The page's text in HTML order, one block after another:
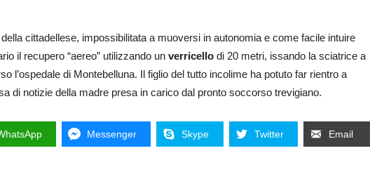
cittadellese, impossibilitata a muoversi in autonomia e come facile intuire
il recupero “aereo” utilizzando un verricello di 20 metri, issando la sciatrice a
l’ospedale di Montebelluna. Il figlio del tutto incolime ha potuto far rientro a
di notizie della madre presa in carico dal pronto soccorso trevigiano.
Messenger Skype Twitter Email